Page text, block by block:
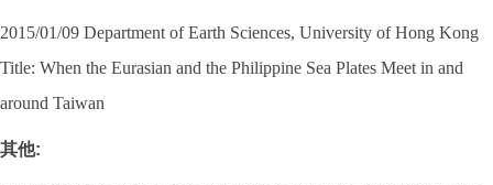
2015/01/09 Department of Earth Sciences, University of Hong Kong
Title: When the Eurasian and the Philippine Sea Plates Meet in and
around Taiwan
其他: